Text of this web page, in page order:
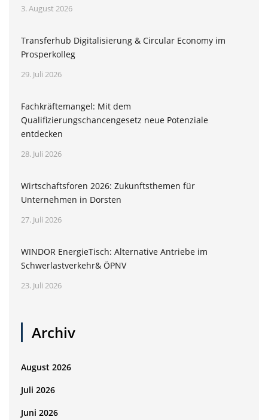
3. August 2026
Transferhub Digitalisierung & Circular Economy im
Prosperkolleg
29. Juli 2026
Fachkräftemangel: Mit dem
Qualifizierungschancengesetz neue Potenziale
entdecken
28. Juli 2026
Wirtschaftsforen 2026: Zukunftsthemen für
Unternehmen in Dorsten
27. Juli 2026
WINDOR EnergieTisch: Alternative Antriebe im
Schwerlastverkehr& ÖPNV
23. Juli 2026
Archiv
August 2026
Juli 2026
Juni 2026